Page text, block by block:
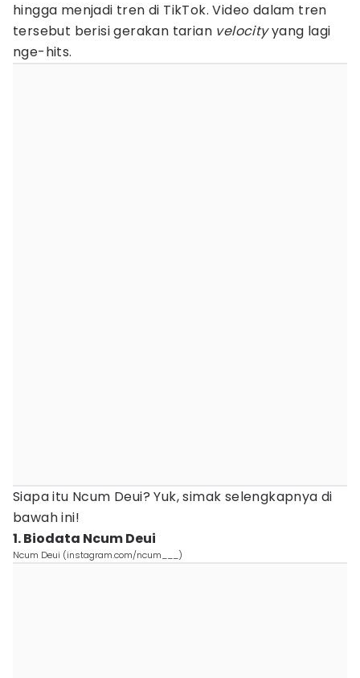
hingga menjadi tren di TikTok. Video dalam tren
tersebut berisi gerakan tarian velocityyang lagi
nge-hits.
Siapa itu Ncum Deui? Yuk, simak selengkapnya di
bawah ini!
1. Biodata Ncum Deui
Ncum Deui (instagram.com/ncum___)